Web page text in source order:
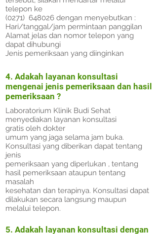
telepon ke
(0271) 648026 dengan menyebutkan :
Hari/tanggal/jam permintaan panggilan
Alamat jelas dan nomor telepon yang
dapat dihubungi
Jenis pemeriksaan yang diinginkan
4. Adakah layanan konsultasi
mengenai jenis pemeriksaan dan hasil
pemeriksaan ?
Laboratorium Klinik Budi Sehat
menyediakan layanan konsultasi
gratis oleh dokter
umum yang jaga selama jam buka.
Konsultasi yang diberikan dapat tentang
jenis
pemeriksaan yang diperlukan , tentang
hasil pemeriksaan ataupun tentang
masalah
kesehatan dan terapinya. Konsultasi dapat
dilakukan secara langsung maupun
melalui telepon.
5. Adakah layanan konsultasi dengan